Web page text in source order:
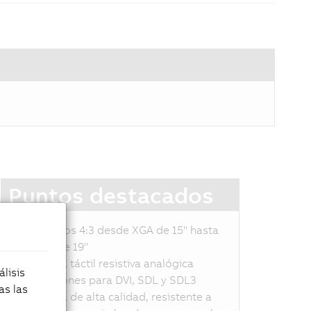
Puntos destacados
Formatos 4:3 desde XGA de 15" hasta
SXGA de 19"
Pantalla táctil resistiva analógica
Conexiones para DVI, SDL y SDL3
Carcasa de alta calidad, resistente a
las